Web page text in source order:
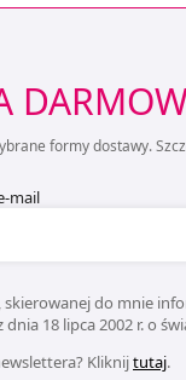
formy dostawy.
mail
do mnie
18 lipca 2002 r. o
Kliknijtutaj.